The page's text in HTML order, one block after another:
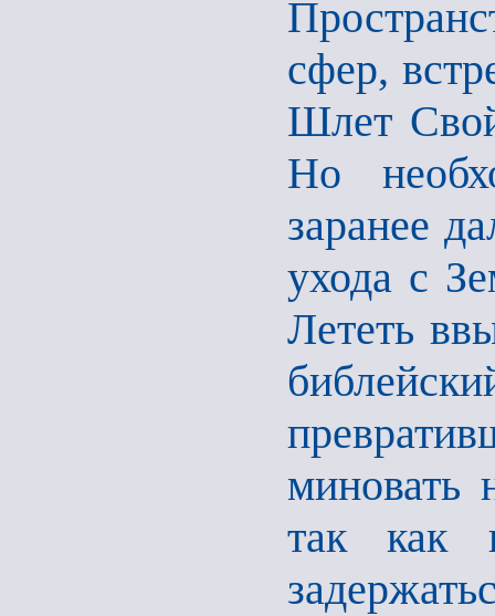
сфер,
Шлет
Но
заранее
ухода с
Лететь
миновать
так как